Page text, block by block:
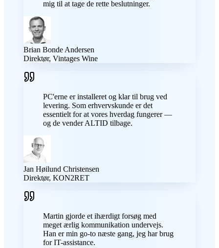
mig til at tage de rette beslutninger.
Brian Bonde Andersen
Direktør, Vintages Wine
PC'erne er installeret og klar til brug ved
levering. Som erhvervskunde er det
essentielt for at vores hverdag fungerer —
og de vender ALTID tilbage.
Jan Høilund Christensen
Direktør, KON2RET
Martin gjorde et ihærdigt forsøg med
meget ærlig kommunikation undervejs.
Han er min go-to næste gang, jeg har brug
for IT-assistance.